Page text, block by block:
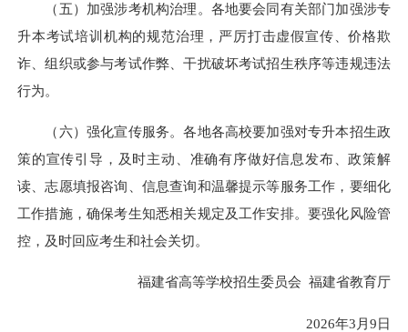
（五）加强涉考机构治理。各地要会同有关部门加强涉专
升本考试培训机构的规范治理，严厉打击虚假宣传、价格欺
诈、组织或参与考试作弊、干扰破坏考试招生秩序等违规违法
行为。
（六）强化宣传服务。各地各高校要加强对专升本招生政
策的宣传引导，及时主动、准确有序做好信息发布、政策解
读、志愿填报咨询、信息查询和温馨提示等服务工作，要细化
工作措施，确保考生知悉相关规定及工作安排。要强化风险管
控，及时回应考生和社会关切。
福建省高等学校招生委员会 福建省教育厅
2026年3月9日